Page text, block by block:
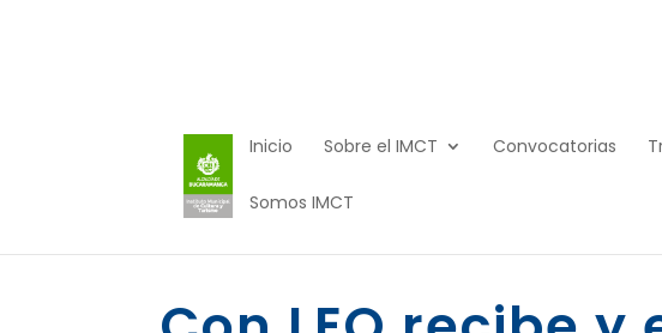
Inicio Sobre el IMCT Convocatorias
Somos IMCT